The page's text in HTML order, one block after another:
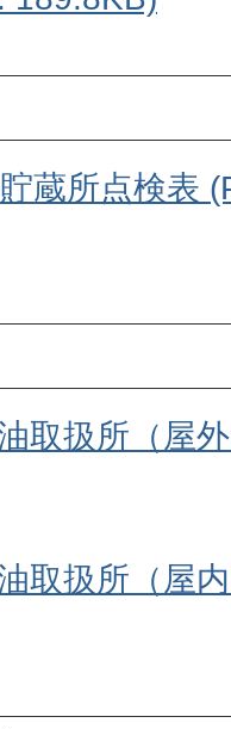
貯蔵所点検表
取扱所（屋
取扱所（屋